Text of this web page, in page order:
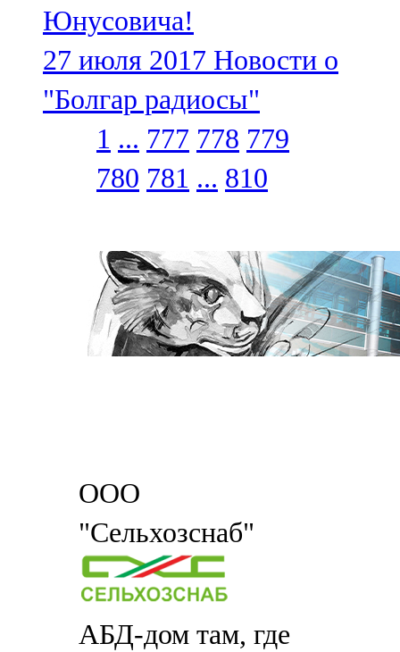
Юнусовича!
27 июля 2017 Новости о
"Болгар радиосы"
1 ... 777 778 779
780 781 ... 810
ООО
"Сельхозснаб"
АБД-дом там, где